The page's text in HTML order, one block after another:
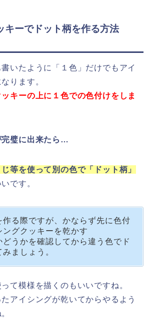
キーでドット柄を作る方法
いたように「１色」だけでもアイ
ります。
キーの上に１色での色付けをしま
完璧に出来たら…
等を使って別の色で「ドット柄」
です。
作る際ですが、かならず先に色付
ングクッキーを乾かす
どうかを確認してから違う色でド
ましょう。
て模様を描くのもいいですね。
アイシングが乾いてからやるよう